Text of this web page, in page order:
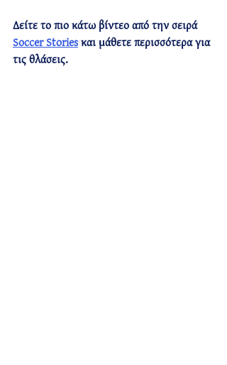
Δείτε το πιο κάτω βίντεο από την σειρά
Soccer Stories και μάθετε περισσότερα για
τις θλάσεις.